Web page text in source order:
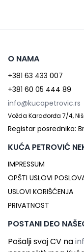
O NAMA
+381 63 433 007
+381 60 05 444 89
info@kucapetrovic.rs
Vožda Karađorđa 7/4, Niš
Registar posrednika:
KUĆA PETROVIĆ
IMPRESSUM
OPŠTI USLOVI
USLOVI KORIŠĆENJA
PRIVATNOST
POSTANI DEO
Pošalji svoj CV na